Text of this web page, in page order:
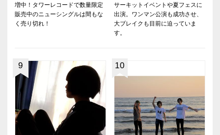
増中！タワーレコードで数量限定
販売中のニューシングルは間もな
く売り切れ！
サーキットイベントや夏フェスに
出演。ワンマン公演も成功させ、
大ブレイクも目前に迫っていま
す。
9 10